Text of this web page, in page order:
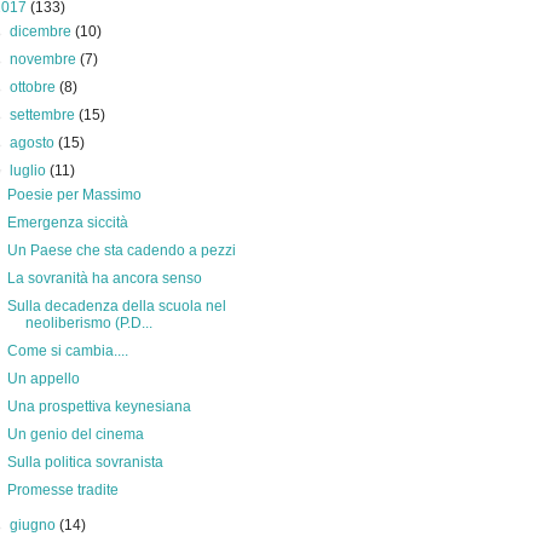
(133)
dicembre(10)
novembre(7)
ottobre(8)
settembre(15)
agosto(15)
luglio(11)
Poesie per Massimo
Emergenza siccità
Un Paese che sta cadendo a pezzi
La sovranità ha ancora senso
Sulla decadenza della scuola nel
neoliberismo (P.D...
Come si cambia....
Un appello
Una prospettiva keynesiana
Un genio del cinema
Sulla politica sovranista
Promesse tradite
giugno(14)